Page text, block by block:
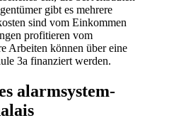
gibt es mehrere
sind vom Einkommen
profitieren vom
Arbeiten können über eine
3a finanziert werden.
alarmsystem-